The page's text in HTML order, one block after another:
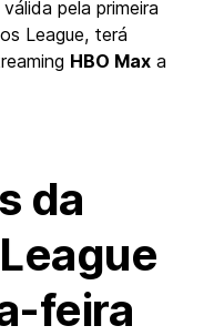
pela primeira
League, terá
HBO Max a
da
feira